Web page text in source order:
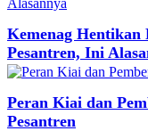
Kemenag Hentikan
Pesantren, Ini
Peran Kiai dan
Pesantren